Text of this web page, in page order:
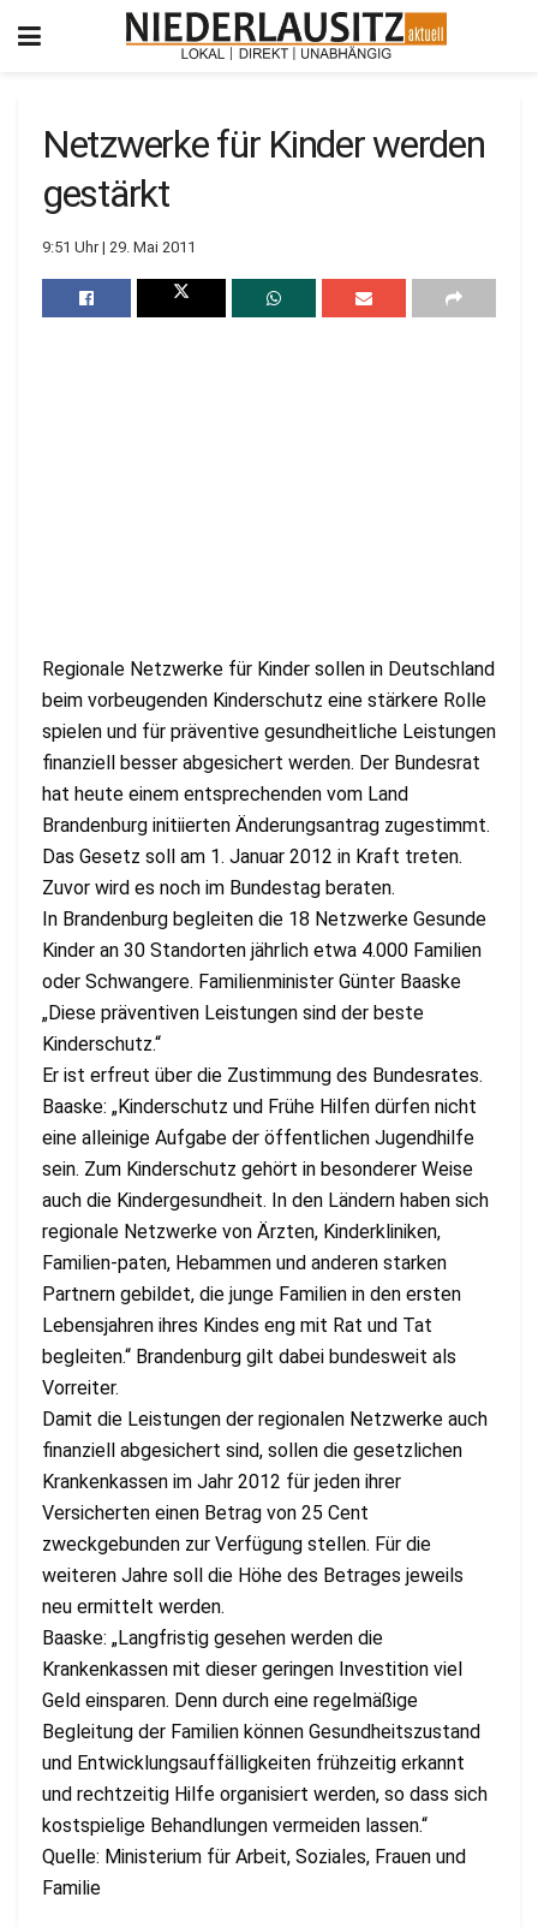
Netzwerke für Kinder werden
gestärkt
9:51 Uhr | 29. Mai 2011
Regionale Netzwerke für Kinder sollen in Deutschland
beim vorbeugenden Kinderschutz eine stärkere Rolle
spielen und für präventive gesundheitliche Leistungen
finanziell besser abgesichert werden. Der Bundesrat
hat heute einem entsprechenden vom Land
Brandenburg initiierten Änderungsantrag zugestimmt.
Das Gesetz soll am 1. Januar 2012 in Kraft treten.
Zuvor wird es noch im Bundestag beraten.
In Brandenburg begleiten die 18 Netzwerke Gesunde
Kinder an 30 Standorten jährlich etwa 4.000 Familien
oder Schwangere. Familienminister Günter Baaske
„Diese präventiven Leistungen sind der beste
Kinderschutz.“
Er ist erfreut über die Zustimmung des Bundesrates.
Baaske: „Kinderschutz und Frühe Hilfen dürfen nicht
eine alleinige Aufgabe der öffentlichen Jugendhilfe
sein. Zum Kinderschutz gehört in besonderer Weise
auch die Kindergesundheit. In den Ländern haben sich
regionale Netzwerke von Ärzten, Kinderkliniken,
Familien-paten, Hebammen und anderen starken
Partnern gebildet, die junge Familien in den ersten
Lebensjahren ihres Kindes eng mit Rat und Tat
begleiten.“ Brandenburg gilt dabei bundesweit als
Vorreiter.
Damit die Leistungen der regionalen Netzwerke auch
finanziell abgesichert sind, sollen die gesetzlichen
Krankenkassen im Jahr 2012 für jeden ihrer
Versicherten einen Betrag von 25 Cent
zweckgebunden zur Verfügung stellen. Für die
weiteren Jahre soll die Höhe des Betrages jeweils
neu ermittelt werden.
Baaske: „Langfristig gesehen werden die
Krankenkassen mit dieser geringen Investition viel
Geld einsparen. Denn durch eine regelmäßige
Begleitung der Familien können Gesundheitszustand
und Entwicklungsauffälligkeiten frühzeitig erkannt
und rechtzeitig Hilfe organisiert werden, so dass sich
kostspielige Behandlungen vermeiden lassen.“
Quelle: Ministerium für Arbeit, Soziales, Frauen und
Familie